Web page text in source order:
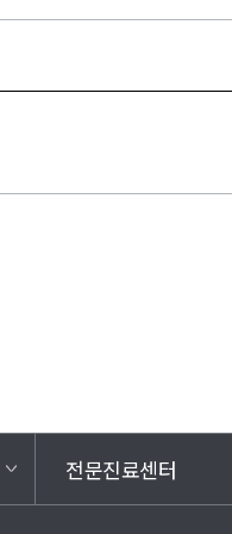
전문진료센터